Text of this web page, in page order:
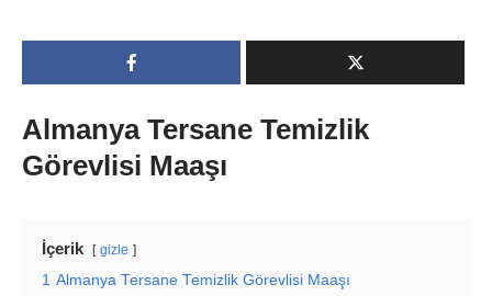
Almanya Tersane Temizlik
Görevlisi Maaşı
İçerik gizle
1 Almanya Tersane Temizlik Görevlisi Maaşı